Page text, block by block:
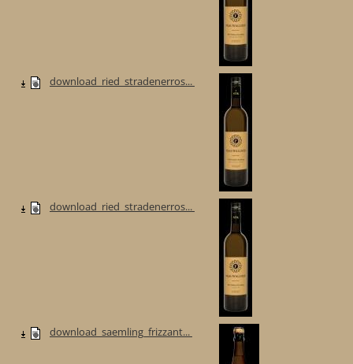
download_ried_stradenerros...
download_ried_stradenerros...
download_saemling_frizzant...